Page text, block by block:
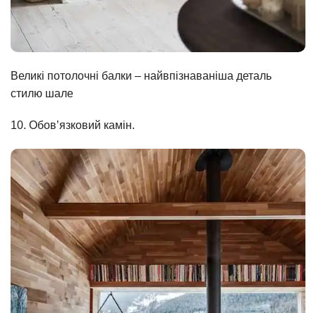
Великі потолочні балки – найвпізнаваніша деталь
стилю шале
10. Обов’язковий камін.